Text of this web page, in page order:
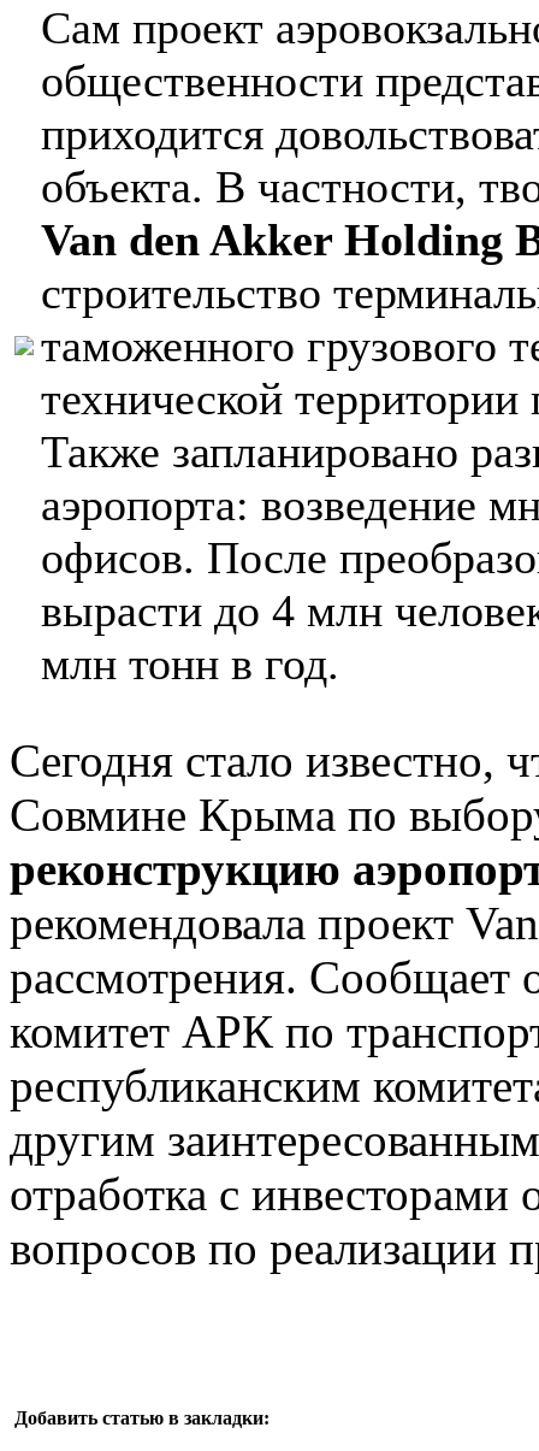
Сам проект
общественности
приходится
объекта. В частности,
Van den Akker Holding
строительство
таможенного грузового
технической
Также запланировано
аэропорта: возведение
офисов. После
вырасти до 4 млн
млн тонн в год.
Сегодня стало известно,
Совмине Крыма по
реконструкцию
рекомендовала проект
рассмотрения. Сообщает
комитет АРК по
республиканским
другим
отработка с инвесторами
вопросов по реализации
Добавить статью в закладки: